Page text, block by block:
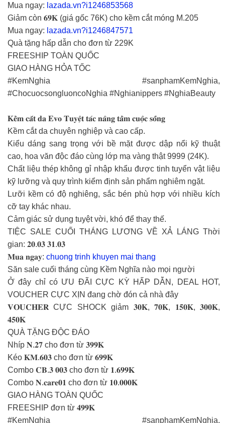
Mua ngay: lazada.vn?i1246853568
Giảm còn 𝟔𝟗𝐊 (giá gốc 76K) cho kềm cắt móng M.205
Mua ngay: lazada.vn?i1246847571
Quà tặng hấp dẫn cho đơn từ 229K
FREESHIP TOÀN QUỐC
GIAO HÀNG HỎA TỐC
#KemNghia #sanphamKemNghia,
#ChocuocsongluoncoNghia #Nghianippers #NghiaBeauty
𝐊𝐞̂̀𝐦 𝐜𝐚̆́𝐭 𝐝𝐚 𝐄𝐯𝐨 𝐓𝐮𝐲𝐞̣̂𝐭 𝐭𝐚́𝐜 𝐧𝐚̂𝐧𝐠 𝐭𝐚̂̀𝐦 𝐜𝐮𝐨̣̂𝐜 𝐬𝐨̂́𝐧𝐠
Kềm cắt da chuyên nghiệp và cao cấp.
Kiểu dáng sang trọng với bề mặt được dập nổi kỹ thuật
cao, hoa văn độc đáo cùng lớp mạ vàng thật 9999 (24K).
Chất liệu thép không gỉ nhập khẩu được tinh tuyển vật liệu
kỹ lưỡng và quy trình kiểm định sản phẩm nghiêm ngặt.
Lưỡi kềm có độ nghiêng, sắc bén phù hợp với nhiều kích
cỡ tay khác nhau.
Cảm giác sử dụng tuyệt vời, khó để thay thế.
TIỆC SALE CUỐI THÁNG LƯƠNG VỀ XẢ LÁNG Thời
gian: 𝟐𝟎.𝟎𝟑 𝟑𝟏.𝟎𝟑
𝐌𝐮𝐚 𝐧𝐠𝐚𝐲: chuong trinh khuyen mai thang
Săn sale cuối tháng cùng Kềm Nghĩa nào mọi người
Ở đây chỉ có ƯU ĐÃI CỰC KỲ HẤP DẪN, DEAL HOT,
VOUCHER CỰC XỊN đang chờ đón cả nhà đây
𝐕𝐎𝐔𝐂𝐇𝐄𝐑 CỰC SHOCK giảm 𝟑𝟎𝐊, 𝟕𝟎𝐊, 𝟏𝟓𝟎𝐊, 𝟑𝟎𝟎𝐊,
𝟒𝟓𝟎𝐊
QUÀ TẶNG ĐỘC ĐÁO
Nhíp 𝐍.𝟐𝟕 cho đơn từ 𝟑𝟗𝟗𝐊
Kéo 𝐊𝐌.𝟔𝟎𝟑 cho đơn từ 𝟔𝟗𝟗𝐊
Combo 𝐂𝐁.𝟑 𝟎𝟎𝟑 cho đơn từ 𝟏.𝟔𝟗𝟗𝐊
Combo 𝐍.𝐜𝐚𝐫𝐞𝟎𝟏 cho đơn từ 𝟏𝟎.𝟎𝟎𝟎𝐊
GIAO HÀNG TOÀN QUỐC
FREESHIP đơn từ 𝟒𝟗𝟗𝐊
#KemNghia #sanphamKemNghia,